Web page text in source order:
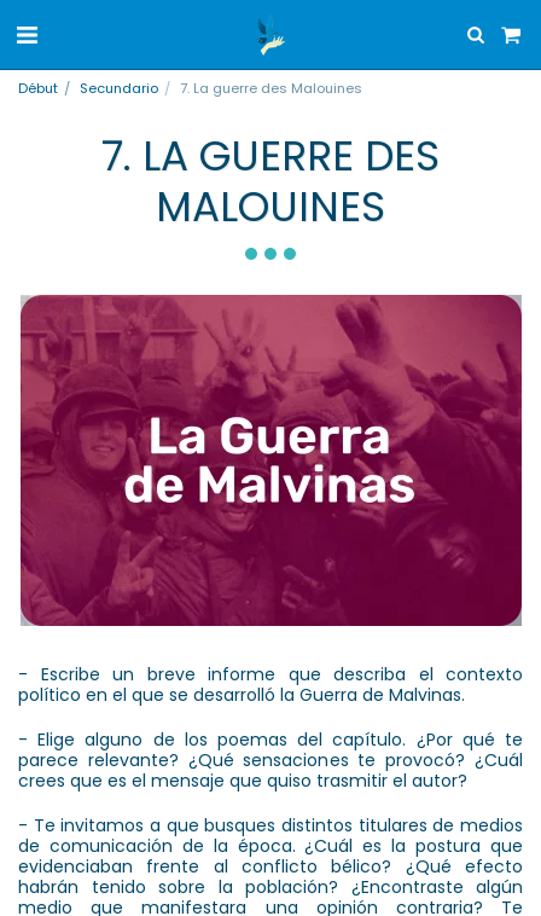
Début Secundario 7. La guerre des Malouines
7. LA GUERRE DES
MALOUINES
- Escribe un breve informe que describa el contexto
político en el que se desarrolló la Guerra de Malvinas.
- Elige alguno de los poemas del capítulo. ¿Por qué te
parece relevante? ¿Qué sensaciones te provocó? ¿Cuál
crees que es el mensaje que quiso trasmitir el autor?
- Te invitamos a que busques distintos titulares de medios
de comunicación de la época. ¿Cuál es la postura que
evidenciaban frente al conflicto bélico? ¿Qué efecto
habrán tenido sobre la población? ¿Encontraste algún
medio que manifestara una opinión contraria? Te